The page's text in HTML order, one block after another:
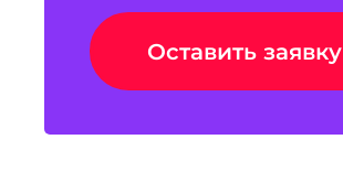
Оставить заявку